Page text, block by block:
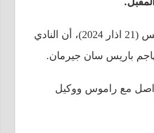
وكشف مراسل صحيفة “سبورت” الكتالونية، اليوم الخميس (21 اذار 2024)، أن النادي
باريس سان جيرمان.
مع راموس ووكيل